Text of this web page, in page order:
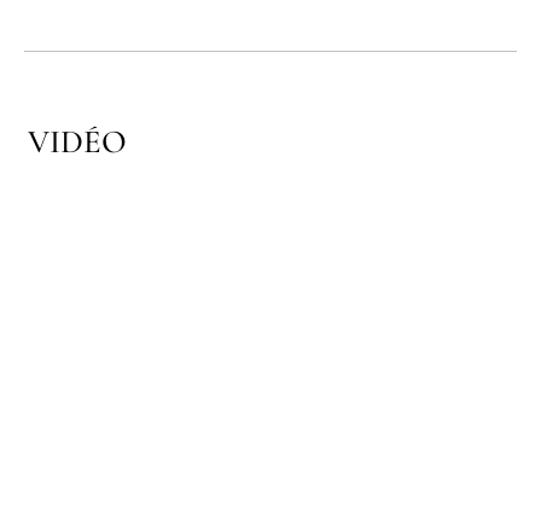
VIDÉO